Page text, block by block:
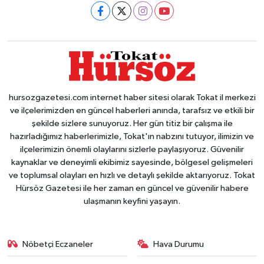
hursozgazetesi.com internet haber sitesi olarak Tokat il merkezi
ve ilçelerimizden en güncel haberleri anında, tarafsız ve etkili bir
şekilde sizlere sunuyoruz. Her gün titiz bir çalışma ile
hazırladığımız haberlerimizle, Tokat'ın nabzını tutuyor, ilimizin ve
ilçelerimizin önemli olaylarını sizlerle paylaşıyoruz. Güvenilir
kaynaklar ve deneyimli ekibimiz sayesinde, bölgesel gelişmeleri
ve toplumsal olayları en hızlı ve detaylı şekilde aktarıyoruz. Tokat
Hürsöz Gazetesi ile her zaman en güncel ve güvenilir habere
ulaşmanın keyfini yaşayın.
Nöbetçi Eczaneler Hava Durumu